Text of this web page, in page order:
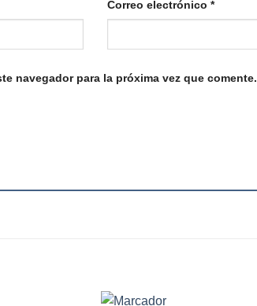
Correo electrónico *
navegador para la próxima vez que comente.